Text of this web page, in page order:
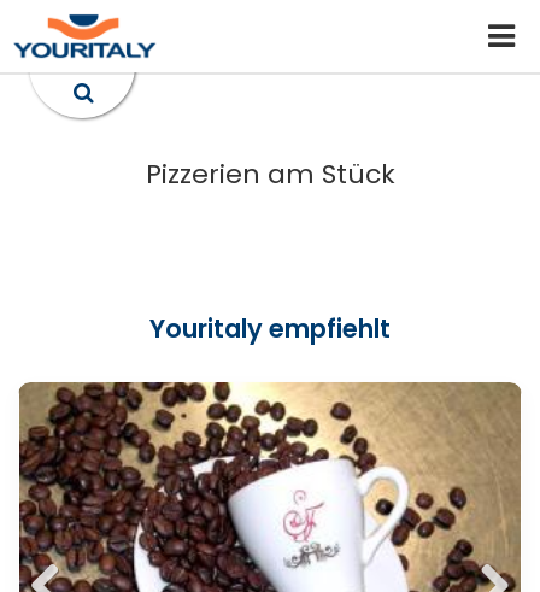
Pizzerien am Stück
Youritaly empfiehlt